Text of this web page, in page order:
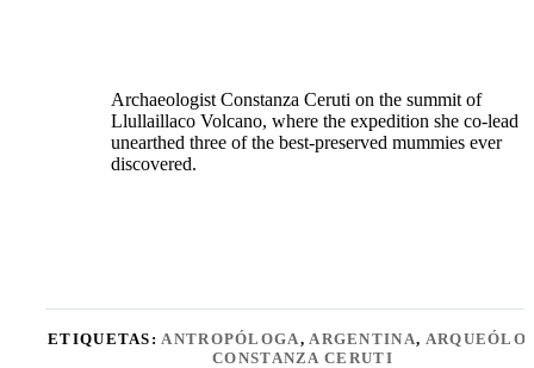
Archaeologist Constanza Ceruti on the summit of
Llullaillaco Volcano, where the expedition she co-lead
unearthed three of the best-preserved mummies ever
discovered.
ETIQUETAS:ANTROPÓLOGA,ARGENTINA,
CONSTANZA CERUTI